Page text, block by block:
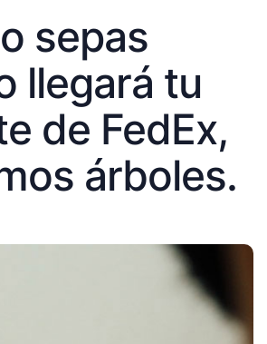
sepas
llegará tu
de FedEx,
árboles.